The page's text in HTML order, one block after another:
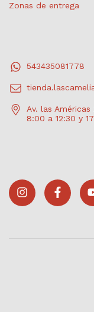
Zonas de entrega
543435081778
Av. las
8:00 a 12:30 y